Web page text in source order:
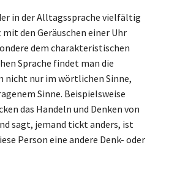
in der Alltagssprache vielfältig
den Geräuschen einer Uhr
dem charakteristischen
Sprache findet man die
nicht nur im wörtlichen Sinne,
Sinne. Beispielsweise
das Handeln und Denken von
sagt, jemand tickt anders, ist
Person eine andere Denk- oder